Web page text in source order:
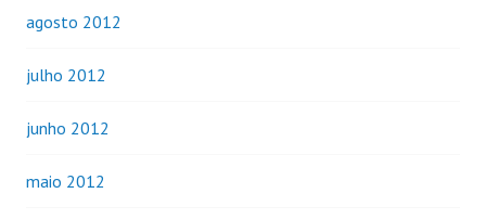
agosto 2012
julho 2012
junho 2012
maio 2012